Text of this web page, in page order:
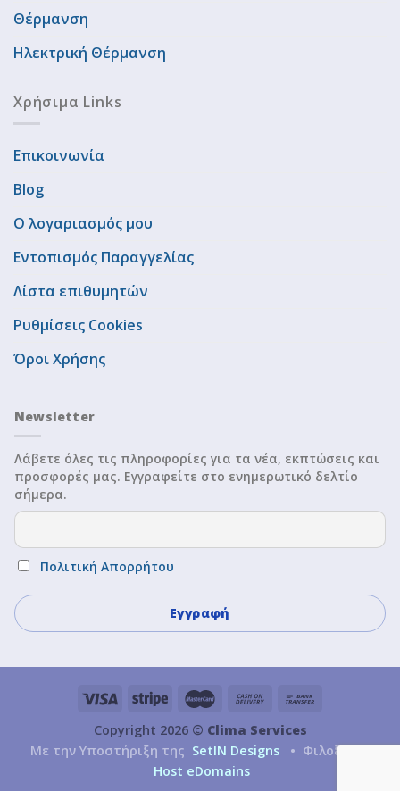
Θέρμανση
Ηλεκτρική Θέρμανση
Χρήσιμα Links
Επικοινωνία
Blog
Ο λογαριασμός μου
Εντοπισμός Παραγγελίας
Λίστα επιθυμητών
Ρυθμίσεις Cookies
Όροι Χρήσης
Newsletter
Λάβετε όλες τις πληροφορίες για τα νέα, εκπτώσεις και
προσφορές μας. Εγγραφείτε στο ενημερωτικό δελτίο
σήμερα.
Πολιτική Απορρήτου
Copyright 2026 © Clima Services
Με την Υποστήριξη της SetIN Designs
• Φιλοξενία
Host eDomains